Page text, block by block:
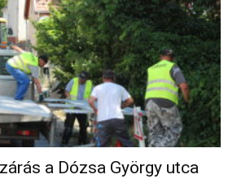
a Dózsa György utca